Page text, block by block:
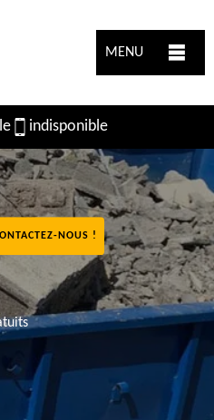
MENU
indisponible
NOUS !